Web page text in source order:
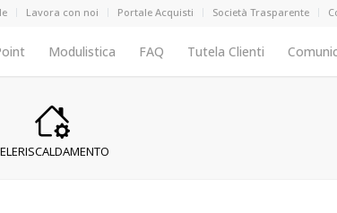
Lavora con noi Portale Acquisti Società Trasparente
Modulistica FAQ Tutela Clienti
Icona